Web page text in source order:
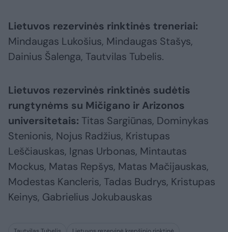
Lietuvos rezervinės rinktinės treneriai:
Mindaugas Lukošius, Mindaugas Stašys,
Dainius Šalenga, Tautvilas Tubelis.
Lietuvos rezervinės rinktinės sudėtis
rungtynėms su Mičigano ir Arizonos
universitetais: Titas Sargiūnas, Dominykas
Stenionis, Nojus Radžius, Kristupas
Leščiauskas, Ignas Urbonas, Mintautas
Mockus, Matas Repšys, Matas Mačijauskas,
Modestas Kancleris, Tadas Budrys, Kristupas
Keinys, Gabrielius Jokubauskas